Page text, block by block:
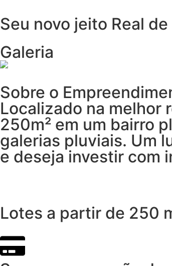
Seu novo jeito Real
Galeria
Sobre o
Localizado na melhor
250m² em um bairro
galerias pluviais. Um
e deseja investir com
Lotes a partir de 250